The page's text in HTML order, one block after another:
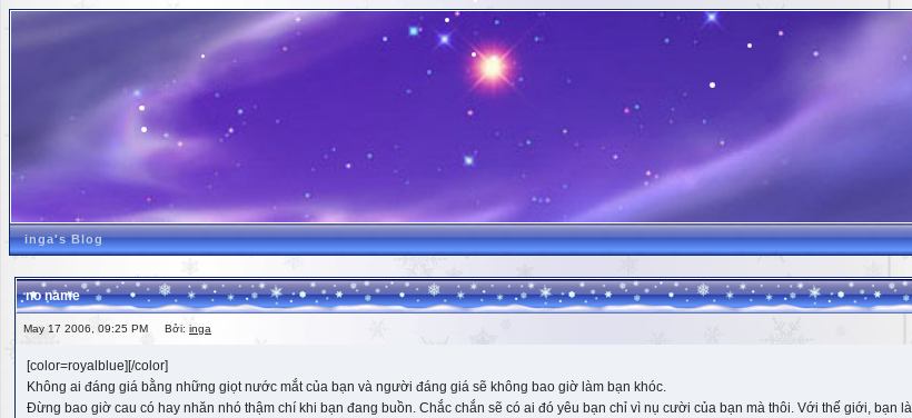
inga's Blog
no name
May 17 2006, 09:25 PM Bởi: inga
[color=royalblue][/color]
Không ai đáng giá bằng những giọt nước mắt của bạn và người đáng giá sẽ không bao giờ làm bạn khóc.
Đừng bao giờ cau có hay nhăn nhó thậm chí khi bạn đang buồn. Chắc chắn sẽ có ai đó yêu bạn chỉ vì nụ cười của bạn mà thôi. Với thế giới, bạn